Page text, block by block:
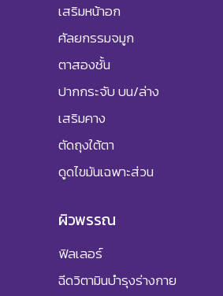
เสริมหน้าอก
ศัลยกรรมจมูก
ตาสองชั้น
ปากกระจับ บน/ล่าง
เสริมคาง
ตัดถุงใต้ตา
ดูดไขมันเฉพาะส่วน
ผิวพรรณ
ฟิลเลอร์
ฉีดวิตามินบำรุงร่างกาย